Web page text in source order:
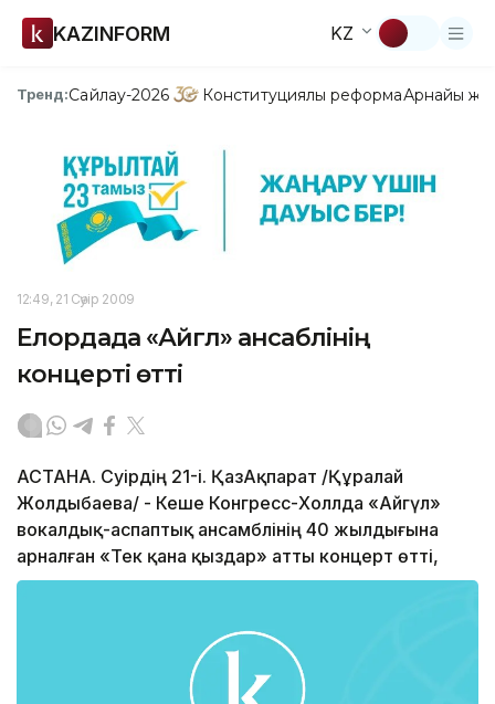
KAZINFORM KZ
Тренд:Сайлау-2026 Конституциялық реформаАрнайы
12:49, 21 Сәуір 2009
Елордада «Айгүл» ансаблінің
концерті өтті
АСТАНА. Сәуірдің 21-і. ҚазАқпарат /Құралай
Жолдыбаева/ - Кеше Конгресс-Холлда «Айгүл»
вокалдық-аспаптық ансамблінің 40 жылдығына
арналған «Тек қана қыздар» атты концерт өтті,